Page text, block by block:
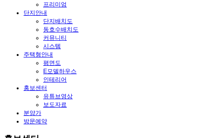
프리미엄
단지안내
단지배치도
동호수배치도
커뮤니티
시스템
주택형안내
평면도
E모델하우스
인테리어
홍보센터
유튜브영상
보도자료
분양가
방문예약